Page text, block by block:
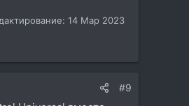
14 Мар 2023
#9